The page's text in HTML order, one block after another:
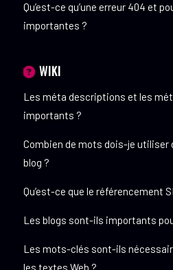
Qu’est-ce qu’une erreur 404 et
importantes ?
WIKI
Les méta descriptions et les
importants ?
Combien de mots dois-je utiliser
blog ?
Qu’est-ce que le référencement
Les blogs sont-ils importants
Les mots-clés sont-ils